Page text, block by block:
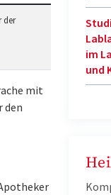
der
mit
den
im
und